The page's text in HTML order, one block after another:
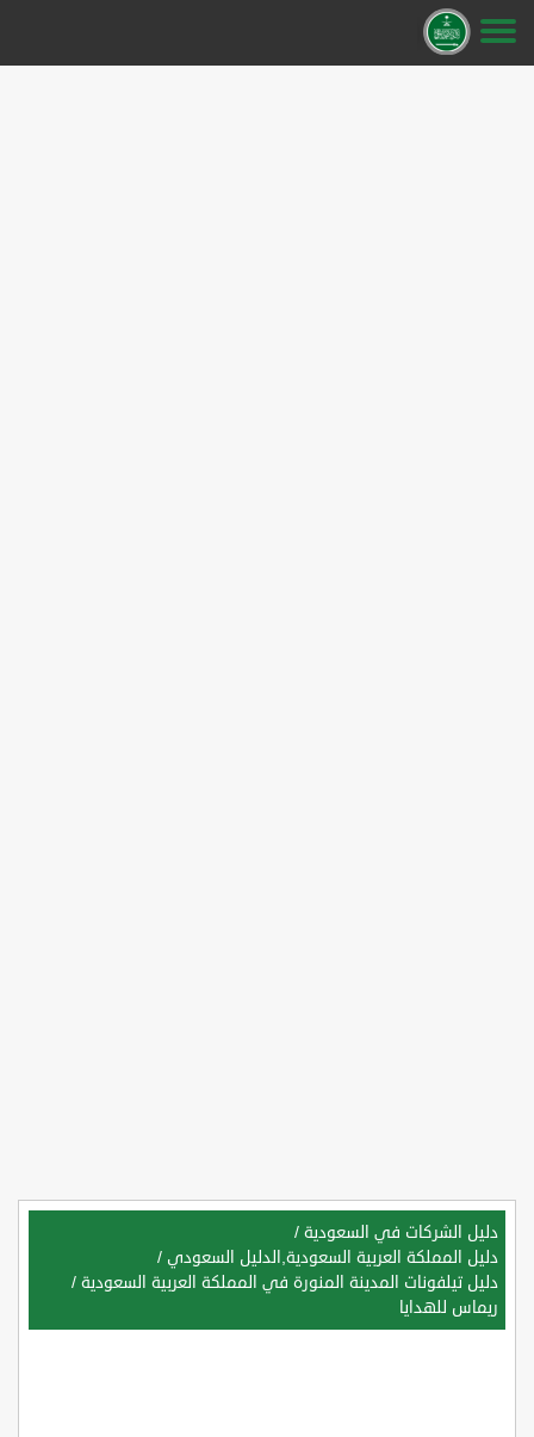
دليل الشركات في السعودية /
دليل المملكة العربية السعودية,الدليل السعودي /
دليل تيلفونات المدينة المنورة في المملكة العربية السعودية /
ريماس للهدايا